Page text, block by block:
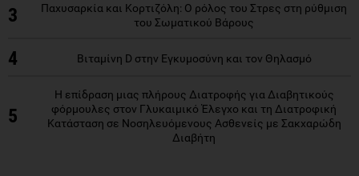
3
Παχυσαρκία και Κορτιζόλη: Ο ρόλος του Στρες στη ρύθμιση
του Σωματικού Βάρους
4 Βιταμίνη D στην Εγκυμοσύνη και τον Θηλασμό
5
Η επίδραση μιας πλήρους Διατροφής για Διαβητικούς
φόρμουλες στον Γλυκαιμικό Έλεγχο και τη Διατροφική
Κατάσταση σε Νοσηλευόμενους Ασθενείς με Σακχαρώδη
Διαβήτη